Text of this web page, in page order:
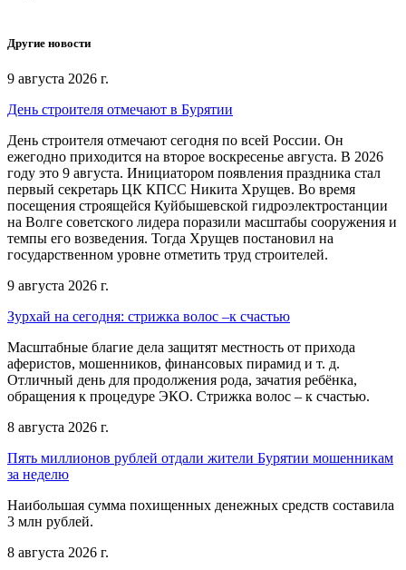
Другие новости
9 августа 2026 г.
День строителя отмечают в Бурятии
День строителя отмечают сегодня по всей России. Он
ежегодно приходится на второе воскресенье августа. В 2026
году это 9 августа. Инициатором появления праздника стал
первый секретарь ЦК КПСС Никита Хрущев. Во время
посещения строящейся Куйбышевской гидроэлектростанции
на Волге советского лидера поразили масштабы сооружения и
темпы его возведения. Тогда Хрущев постановил на
государственном уровне отметить труд строителей.
9 августа 2026 г.
Зурхай на сегодня: стрижка волос –к счастью
Масштабные благие дела защитят местность от прихода
аферистов, мошенников, финансовых пирамид и т. д.
Отличный день для продолжения рода, зачатия ребёнка,
обращения к процедуре ЭКО. Стрижка волос – к счастью.
8 августа 2026 г.
Пять миллионов рублей отдали жители Бурятии мошенникам
за неделю
Наибольшая сумма похищенных денежных средств составила
3 млн рублей.
8 августа 2026 г.